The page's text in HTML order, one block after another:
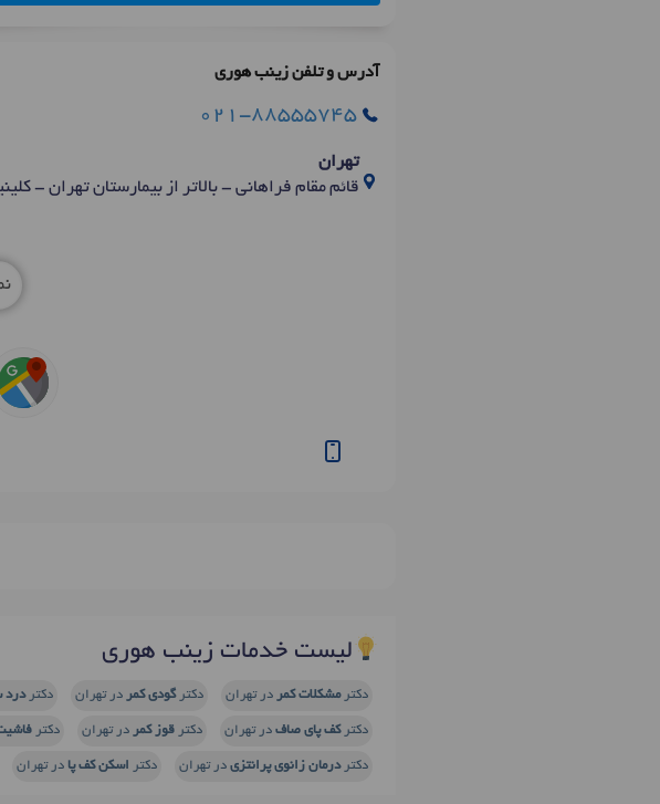
آدرس و تلفن زینب هوری
021-88555745
تهران
قائم مقام فراهانی - بالاتر از بیمارستان تهران - کلینیک
لیست خدمات زینب هوری
دکترمشکلات کمر در تهران دکترگودی کمر در تهران دکتردرد
دکترکف پای صاف در تهران دکتر قوز کمر در تهران دکتر
دکتردرمان زانوی پرانتزی در تهران دکتر اسکن کف پا در تهران